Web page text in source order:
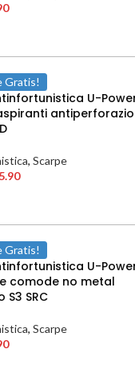
Gratis!
U-
, Scarpe
Gratis!
U-
comode no metal
SRC
, Scarpe